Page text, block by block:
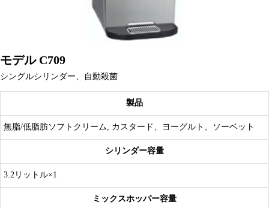
モデル C709
シングルシリンダー、自動殺菌
製品
無脂/低脂肪ソフトクリーム, カスタード、ヨーグルト、ソーベット
シリンダー容量
3.2リットル×1
ミックスホッパー容量